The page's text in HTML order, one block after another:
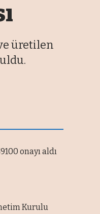
üretilen
onayı aldı
Kurulu